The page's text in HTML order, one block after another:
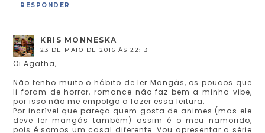
RESPONDER
KRIS MONNESKA
23 DE MAIO DE 2016 ÀS 22:13
Oi Agatha,
Não tenho muito o hábito de ler Mangás, os poucos que
li foram de horror, romance não faz bem a minha vibe,
por isso não me empolgo a fazer essa leitura.
Por incrível que pareça quem gosta de animes (mas ele
deve ler mangás também) assim é o meu namorido,
pois é somos um casal diferente. Vou apresentar a série